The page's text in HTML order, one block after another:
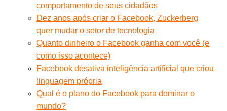
comportamento de seus cidadãos
Dez anos após criar o Facebook, Zuckerberg
quer mudar o setor de tecnologia
Quanto dinheiro o Facebook ganha com você (e
como isso acontece)
Facebook desativa inteligência artificial que criou
linguagem própria
Qual é o plano do Facebook para dominar o
mundo?